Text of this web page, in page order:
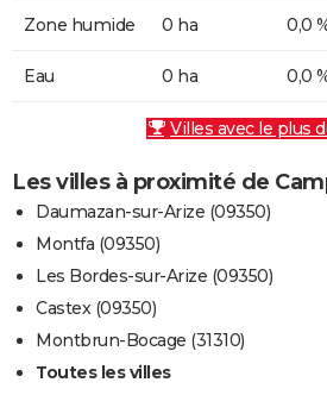
Zone humide 0 ha 0,0
Eau 0 ha 0,0
Villes avec le plus
Les villes à proximité de
Daumazan-sur-Arize (09350)
Montfa (09350)
Les Bordes-sur-Arize (09350)
Castex (09350)
Montbrun-Bocage (31310)
Toutes les villes